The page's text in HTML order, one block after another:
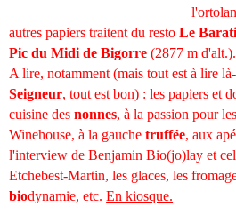
autres papiers traitent du restoLe
Pic du Midi de Bigorre (2877 m d'alt.).
A lire, notamment (mais tout est à lire
Seigneur, tout est bon) : les papiers et
cuisine desnonnes, à la passion pour
Winehouse, à la gauchetruffée, aux
l'interview de Benjamin Bio(jo)lay et
Etchebest-Martin, les glaces, les
biodynamie, etc.En kiosque.